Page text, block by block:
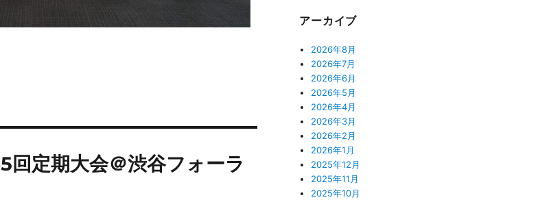
回定期大会＠渋谷フォーラ
アーカイブ
2026年8月
2026年7月
2026年6月
2026年5月
2026年4月
2026年3月
2026年2月
2026年1月
2025年12月
2025年11月
2025年10月